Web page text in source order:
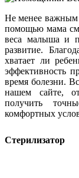
Не менее важным
помощью мама
веса малыша и
развитие.
хватает ли
эффективность
время болезни.
нашем сайте,
получить
комфортных
Стерилизатор